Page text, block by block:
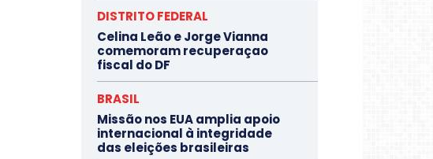
DISTRITO FEDERAL
Celina Leão e Jorge Vianna
comemoram recuperaçao
fiscal do DF
BRASIL
Missão nos EUA amplia apoio
internacional à integridade
das eleições brasileiras